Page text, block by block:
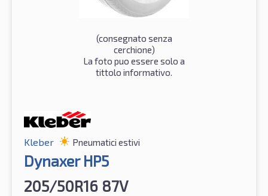
(consegnato senza
cerchione)
La foto puo essere solo a
tittolo informativo.
Kleber Pneumatici estivi
Dynaxer HP5
205/50R16 87V